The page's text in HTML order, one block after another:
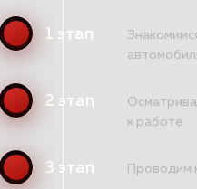
1 этап
2 этап
к работе
3 этап Проводим